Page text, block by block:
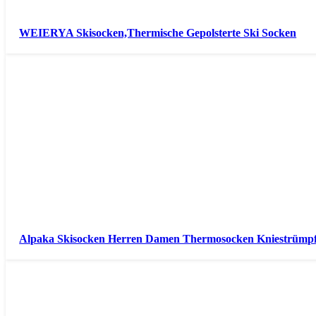
WEIERYA Skisocken,Thermische Gepolsterte Ski Socken
Alpaka Skisocken Herren Damen Thermosocken